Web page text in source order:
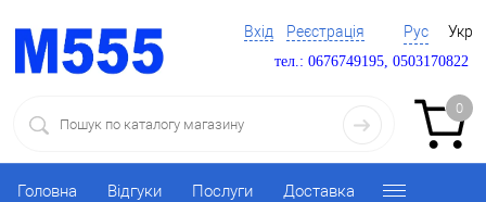
Вхід Реєстрація Рус Укр
тел.: 0676749195, 0503170822
0
Головна Відгуки Послуги Доставка